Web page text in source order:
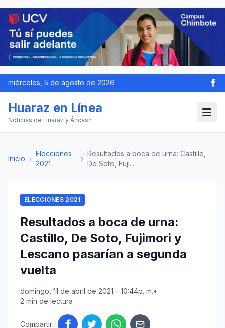
miércoles, 5 de agosto de 2026
Huaraz en Línea
Noticias de Huaraz y Áncash
Inicio ›
Elecciones
2021
›
Resultados a boca de urna: Castillo,
De Soto, Fuji...
ELECCIONES 2021
Resultados a boca de urna:
Castillo, De Soto, Fujimori y
Lescano pasarían a segunda
vuelta
domingo, 11 de abril de 2021 - 10:44p. m.•
2 min de lectura
Compartir: